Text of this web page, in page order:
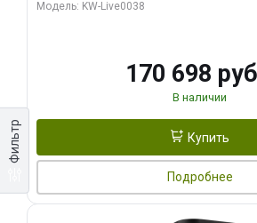
Фильтр
Модель: KW-Live0038
170 698
В наличии
Купить
Подробнее